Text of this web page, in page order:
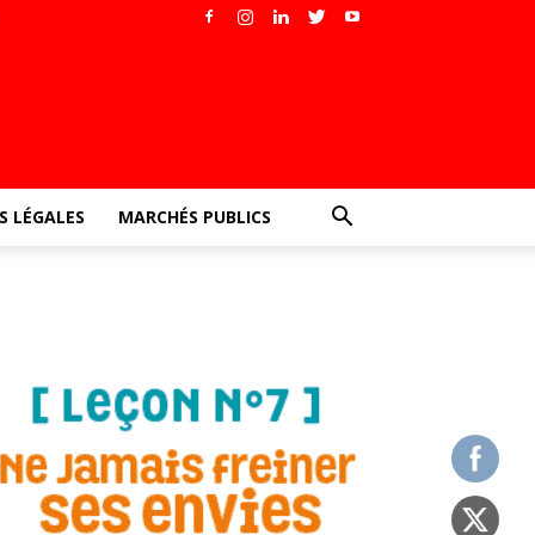
LÉGALES MARCHÉS PUBLICS